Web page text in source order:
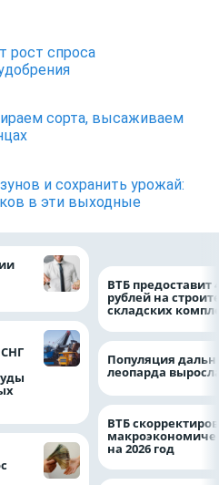
рост спроса
сорта, высаживаем
и сохранить урожай:
в эти выходные
ВТБ предоставит
рублей на
складских
Популяция
леопарда
ВТБ
на 2026 год